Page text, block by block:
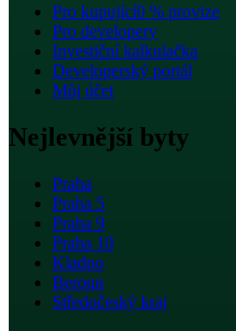
Pro kupující0 % provize
Pro developery
Investiční kalkulačka
Developerský portál
Můj účet
Nejlevnější byty
Praha
Praha 5
Praha 9
Praha 10
Kladno
Beroun
Středočeský kraj